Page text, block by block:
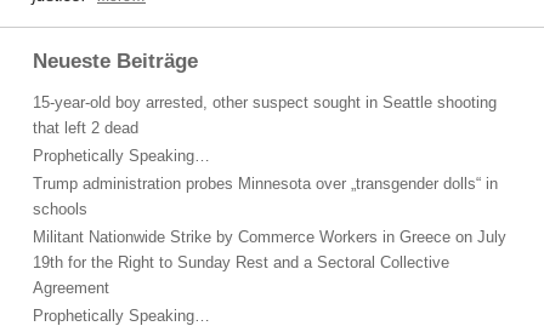
Neueste Beiträge
15-year-old boy arrested, other suspect sought in Seattle shooting
that left 2 dead
Prophetically Speaking…
Trump administration probes Minnesota over „transgender dolls“ in
schools
Militant Nationwide Strike by Commerce Workers in Greece on July
19th for the Right to Sunday Rest and a Sectoral Collective
Agreement
Prophetically Speaking…